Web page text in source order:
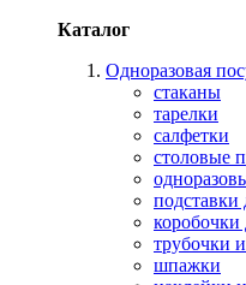
Каталог
Одноразовая
стаканы
тарелки
салфетки
столовые
коробочки
трубочки
шпажки